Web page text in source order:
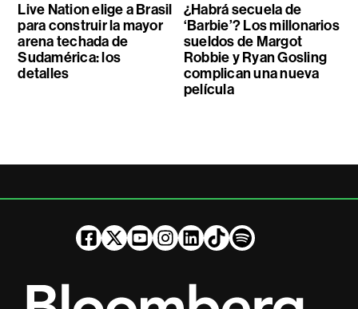
Live Nation elige a Brasil
para construir la mayor
arena techada de
Sudamérica: los
detalles
¿Habrá secuela de
‘Barbie’? Los millonarios
sueldos de Margot
Robbie y Ryan Gosling
complican una nueva
película